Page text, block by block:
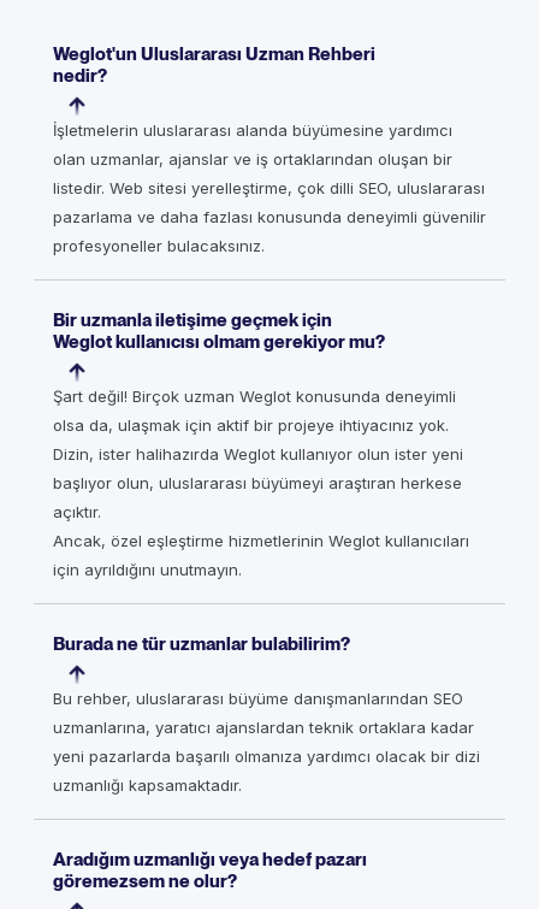
Weglot'un Uluslararası Uzman Rehberi
nedir?
İşletmelerin uluslararası alanda büyümesine yardımcı
olan uzmanlar, ajanslar ve iş ortaklarından oluşan bir
listedir. Web sitesi yerelleştirme, çok dilli SEO, uluslararası
pazarlama ve daha fazlası konusunda deneyimli güvenilir
profesyoneller bulacaksınız.
Bir uzmanla iletişime geçmek için
Weglot kullanıcısı olmam gerekiyor mu?
Şart değil! Birçok uzman Weglot konusunda deneyimli
olsa da, ulaşmak için aktif bir projeye ihtiyacınız yok.
Dizin, ister halihazırda Weglot kullanıyor olun ister yeni
başlıyor olun, uluslararası büyümeyi araştıran herkese
açıktır.
Ancak, özel eşleştirme hizmetlerinin Weglot kullanıcıları
için ayrıldığını unutmayın.
Burada ne tür uzmanlar bulabilirim?
Bu rehber, uluslararası büyüme danışmanlarından SEO
uzmanlarına, yaratıcı ajanslardan teknik ortaklara kadar
yeni pazarlarda başarılı olmanıza yardımcı olacak bir dizi
uzmanlığı kapsamaktadır.
Aradığım uzmanlığı veya hedef pazarı
göremezsem ne olur?